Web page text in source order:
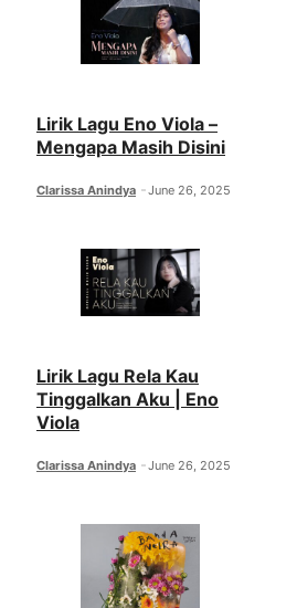
Lirik Lagu Eno Viola –
Mengapa Masih Disini
Clarissa Anindya June 26, 2025
Lirik Lagu Rela Kau
Tinggalkan Aku | Eno
Viola
Clarissa Anindya June 26, 2025